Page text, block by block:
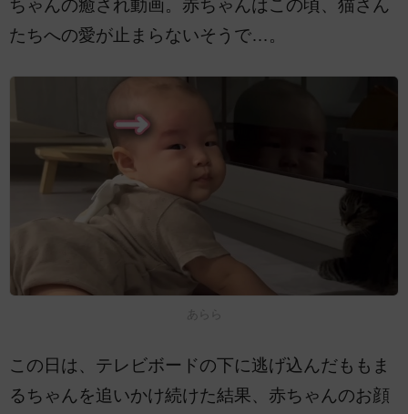
ちゃんの癒され動画。赤ちゃんはこの頃、猫さん
たちへの愛が止まらないそうで…。
あらら
この日は、テレビボードの下に逃げ込んだももま
るちゃんを追いかけ続けた結果、赤ちゃんのお顔